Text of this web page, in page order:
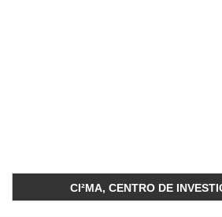
CI²MA, CENTRO DE